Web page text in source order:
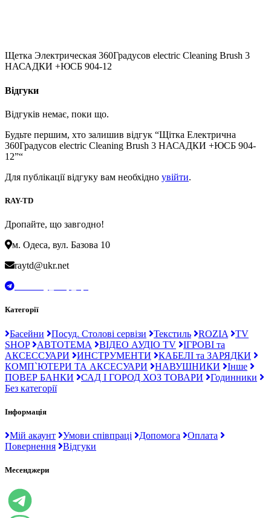
Щетка Электрическая 360Градусов electric Cleaning Brush 3
НАСАДКИ +ЮСБ 904-12
Відгуки
Відгуків немає, поки що.
Будьте першим, хто залишив відгук “Щітка Електрична
360Градусов electric Cleaning Brush 3 НАСАДКИ +ЮСБ 904-
12”“
Для публікації відгуку вам необхідно увійти.
RAY-TD
Дропайте, що завгодно!
м. Одеса, вул. Базова 10
raytd@ukr.net
Категорії
Басейни Посуд. Столові сервізи Текстиль ROZIA
TV
SHOP
АВТОТЕМА ВІДЕО АУДІО TV
ІГРОВІ та
АКСЕССУАРИ
ИНСТРУМЕНТИ
КАБЕЛІ та ЗАРЯДКИ
КОМП`ЮТЕРИ ТА АКСЕСУАРИ
НАВУШНИКИ
Інше
ПОВЕР БАНКИ
САД І ГОРОД ХОЗ ТОВАРИ
Годинники
Без категорії
Інформація
Мій акаунт Умови співпраці Допомога
Оплата
Повернення
Відгуки
Месенджери